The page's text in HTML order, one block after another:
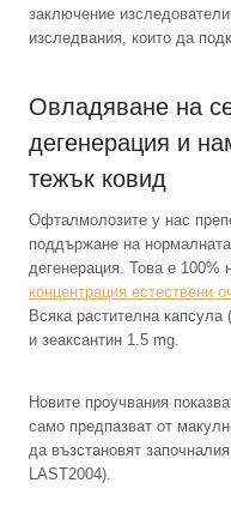
заключение
изследвания, които да
Овладяване на
дегенерация и
тежък ковид
Офталмолозите у нас
поддържане на
дегенерация. Това е 100%
концентрация естествени
Всяка растителна
и зеаксантин 1.5 mg.
Новите проучвания
само предпазват от
да възстановят
LAST2004).